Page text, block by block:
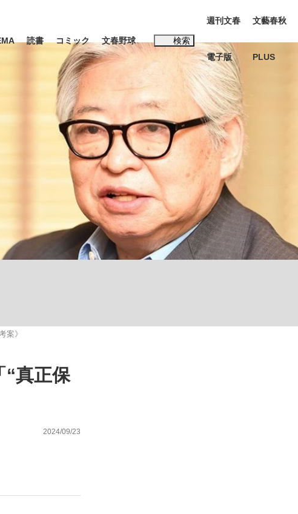
インタビュー
解散」WBC日本代表“敗戦”の真実 選手が明かす...
いるのが悲しい」『北の国から』倉本聰氏（91...
読書 コミック 文春野球 検索
#松田聖子
週刊文春
電子版
文藝春秋
PLUS
案》
“真正保
2024/09/23